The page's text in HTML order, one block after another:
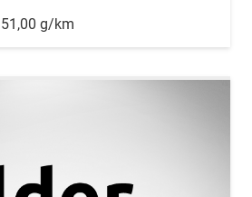
g/km